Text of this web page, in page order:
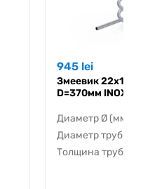
945 lei
Змеевик
D=370мм INOX
Диаметр Ø (мм)
Диаметр трубы Ø
Толщина трубы